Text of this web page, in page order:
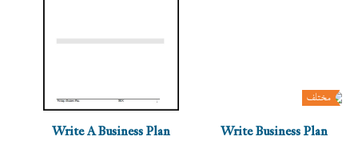
مختلف
Write Business Plan
Write A Business Plan